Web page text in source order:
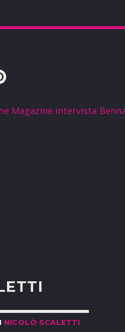
Magazine intervista
NICOLÒ SCALETTI